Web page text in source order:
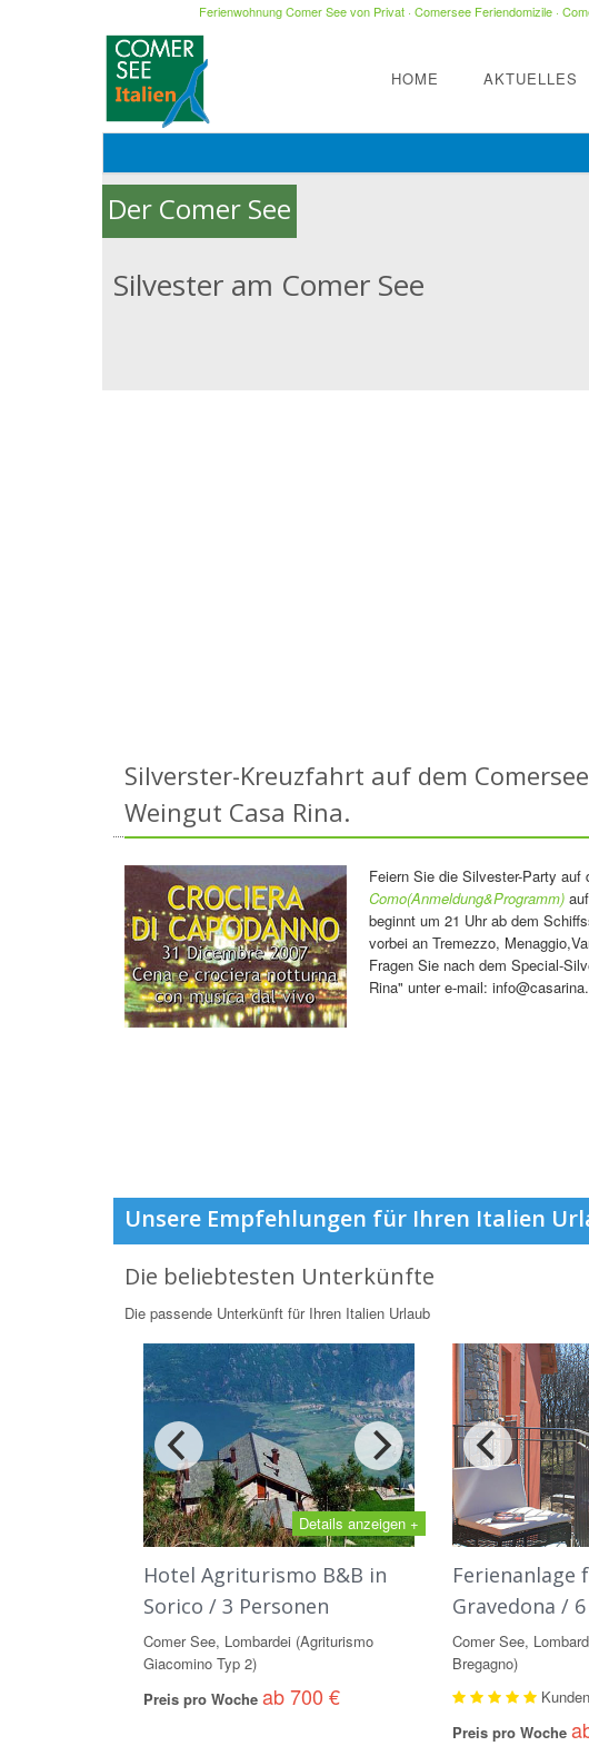
Ferienwohnung Comer See von Privat· Comersee Feriendomizile·
HOME AKTUELLES
Der Comer See
Silvester am Comer See
Silverster-Kreuzfahrt auf dem
Weingut Casa Rina.
Feiern Sie die Silvester-Party
Como(Anmeldung&Programm)
beginnt um 21 Uhr ab dem
vorbei an Tremezzo,
Fragen Sie nach dem Special-
Rina" unter e-mail:
Unsere Empfehlungen für Ihren Italien
Die beliebtesten Unterkünfte
Die passende Unterkünft für Ihren Italien Urlaub
Details anzeigen +
Hotel Agriturismo B&B in
Sorico / 3 Personen
Comer See, Lombardei (Agriturismo
Giacomino Typ 2)
Preis pro Woche ab 700 €
Ferienanlage
Gravedona /
Comer See,
Bregagno)
Preis pro Woche